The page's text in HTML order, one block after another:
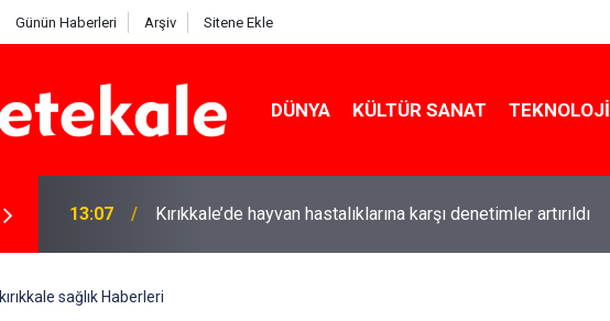
Günün Haberleri Arşiv Sitene Ekle
DÜNYA KÜLTÜR SANAT TEKNOLOJI
13:07 Kırıkkale’de hayvan hastalıklarına karşı denetimler artırıldı
kırıkkale sağlık Haberleri